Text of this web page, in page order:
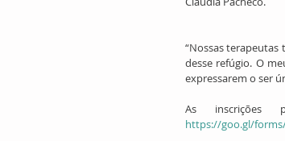
“Nossas
desse refúgio. O
expressarem o ser
https://goo.gl/